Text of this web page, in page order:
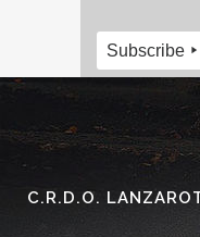
Subscribe
C.R.D.O.